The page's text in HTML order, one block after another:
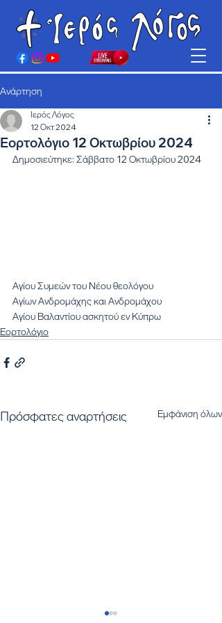
Ανάρτηση
Εορτολόγιο 12 Οκτωβρίου 2024
Ιερός Λόγος
12 Οκτ 2024
Δημοσιεύτηκε: Σάββατο 12 Οκτωβρίου 2024
Αγίου Συμεών του Νέου θεολόγου
Αγίων Ανδρομάχης και Ανδρομάχου
Αγίου Βαλαντίου ασκητού εν Κύπρω
Εορτολόγιο
Πρόσφατες αναρτήσεις Εμφάνιση όλων